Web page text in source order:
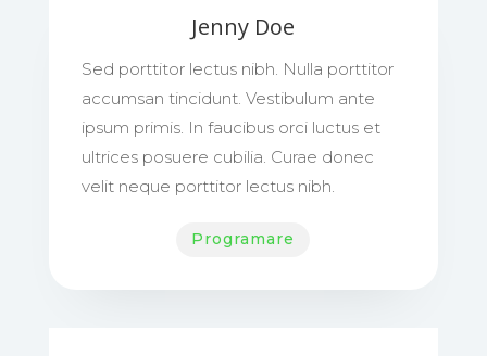
Jenny Doe
Sed porttitor lectus nibh. Nulla porttitor
accumsan tincidunt. Vestibulum ante
ipsum primis. In faucibus orci luctus et
ultrices posuere cubilia. Curae donec
velit neque porttitor lectus nibh.
Programare